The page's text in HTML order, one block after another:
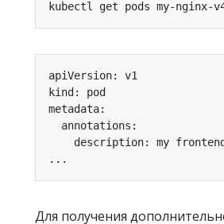
Для получения